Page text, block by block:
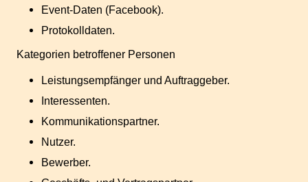
Event-Daten (Facebook).
Protokolldaten.
Kategorien betroffener Personen
Leistungsempfänger und Auftraggeber.
Interessenten.
Kommunikationspartner.
Nutzer.
Bewerber.